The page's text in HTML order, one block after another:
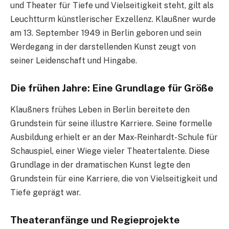
und Theater für Tiefe und Vielseitigkeit steht, gilt als
Leuchtturm künstlerischer Exzellenz. Klaußner wurde
am 13. September 1949 in Berlin geboren und sein
Werdegang in der darstellenden Kunst zeugt von
seiner Leidenschaft und Hingabe.
Die frühen Jahre: Eine Grundlage für Größe
Klaußners frühes Leben in Berlin bereitete den
Grundstein für seine illustre Karriere. Seine formelle
Ausbildung erhielt er an der Max-Reinhardt-Schule für
Schauspiel, einer Wiege vieler Theatertalente. Diese
Grundlage in der dramatischen Kunst legte den
Grundstein für eine Karriere, die von Vielseitigkeit und
Tiefe geprägt war.
Theateranfänge und Regieprojekte